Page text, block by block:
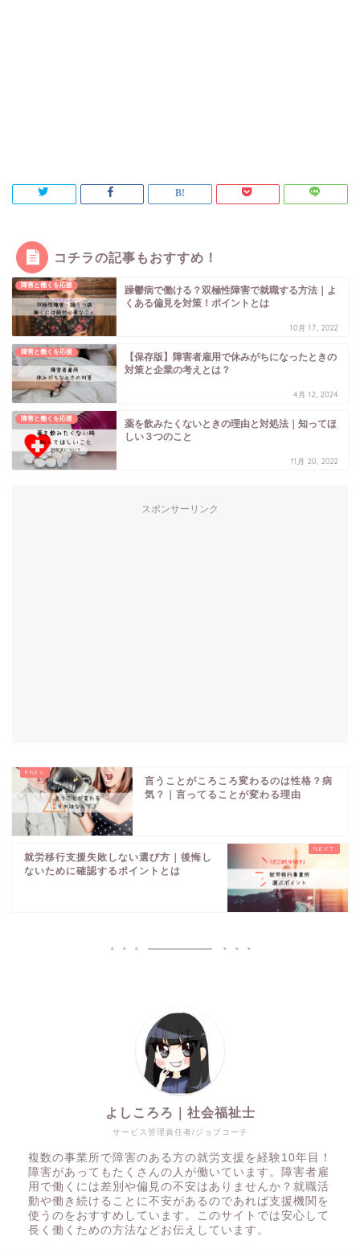
コチラの記事もおすすめ！
障害と働くを応援
躁鬱病で働ける？双極性障害で就職する方法｜よ
くある偏見を対策！ポイントとは
10月 17, 2022
障害と働くを応援
【保存版】障害者雇用で休みがちになったときの
対策と企業の考えとは？
4月 12, 2024
障害と働くを応援
薬を飲みたくないときの理由と対処法｜知ってほ
しい３つのこと
11月 20, 2022
スポンサーリンク
言うことがころころ変わるのは性格？病
気？｜言ってることが変わる理由
就労移行支援失敗しない選び方｜後悔し
ないために確認するポイントとは
サービス管理責任者/ジョブコーチ
よしころろ｜社会福祉士
複数の事業所で障害のある方の就労支援を経験10年目！
障害があってもたくさんの人が働いています。障害者雇
用で働くには差別や偏見の不安はありませんか？就職活
動や働き続けることに不安があるのであれば支援機関を
使うのをおすすめしています。このサイトでは安心して
長く働くための方法などお伝えしています。